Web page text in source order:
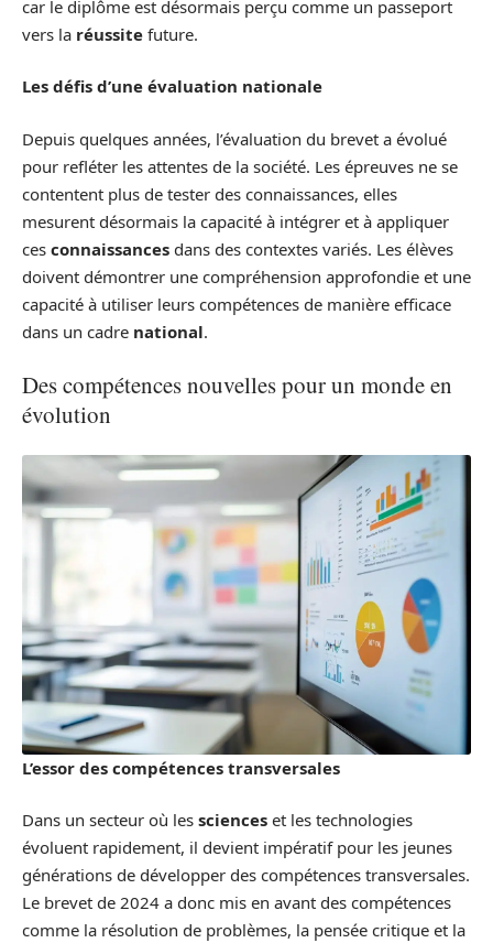
car le diplôme est désormais perçu comme un passeport
vers la réussite future.
Les défis d’une évaluation nationale
Depuis quelques années, l’évaluation du brevet a évolué
pour refléter les attentes de la société. Les épreuves ne se
contentent plus de tester des connaissances, elles
mesurent désormais la capacité à intégrer et à appliquer
ces connaissances dans des contextes variés. Les élèves
doivent démontrer une compréhension approfondie et une
capacité à utiliser leurs compétences de manière efficace
dans un cadre national.
Des compétences nouvelles pour un monde en
évolution
L’essor des compétences transversales
Dans un secteur où les sciences et les technologies
évoluent rapidement, il devient impératif pour les jeunes
générations de développer des compétences transversales.
Le brevet de 2024 a donc mis en avant des compétences
comme la résolution de problèmes, la pensée critique et la